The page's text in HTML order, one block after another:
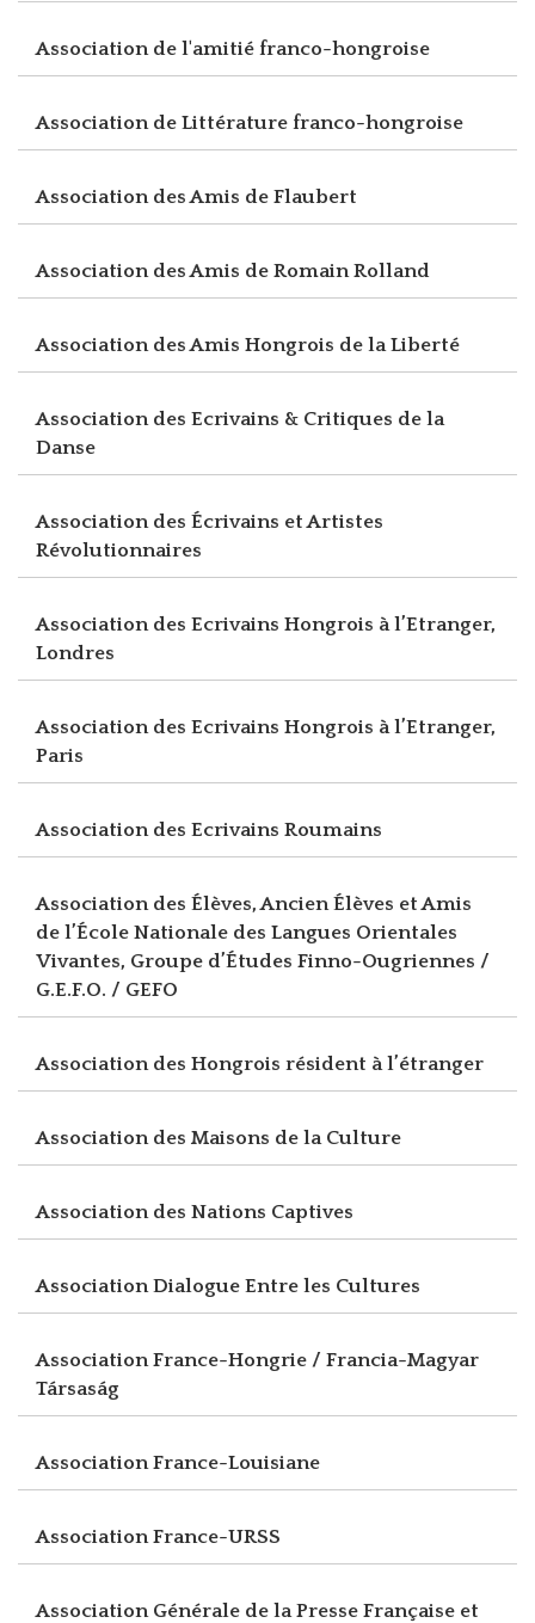
Association de l'amitié franco-hongroise
Association de Littérature franco-hongroise
Association des Amis de Flaubert
Association des Amis de Romain Rolland
Association des Amis Hongrois de la Liberté
Association des Ecrivains & Critiques de la
Danse
Association des Écrivains et Artistes
Révolutionnaires
Association des Ecrivains Hongrois à l’Etranger,
Londres
Association des Ecrivains Hongrois à l’Etranger,
Paris
Association des Ecrivains Roumains
Association des Élèves, Ancien Élèves et Amis
de l’École Nationale des Langues Orientales
Vivantes, Groupe d’Études Finno-Ougriennes /
G.E.F.O. / GEFO
Association des Hongrois résident à l’étranger
Association des Maisons de la Culture
Association des Nations Captives
Association Dialogue Entre les Cultures
Association France-Hongrie / Francia-Magyar
Társaság
Association France-Louisiane
Association France-URSS
Association Générale de la Presse Française et